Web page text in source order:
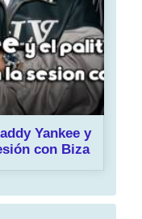
Yankee y
con Biza